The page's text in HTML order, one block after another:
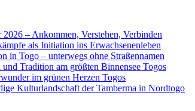
2026 – Ankommen, Verstehen, Verbinden
als Initiation ins Erwachsenenleben
in Togo – unterwegs ohne Straßennamen
Tradition am größten Binnensee Togos
im grünen Herzen Togos
Kulturlandschaft der Tamberma in Nordtogo